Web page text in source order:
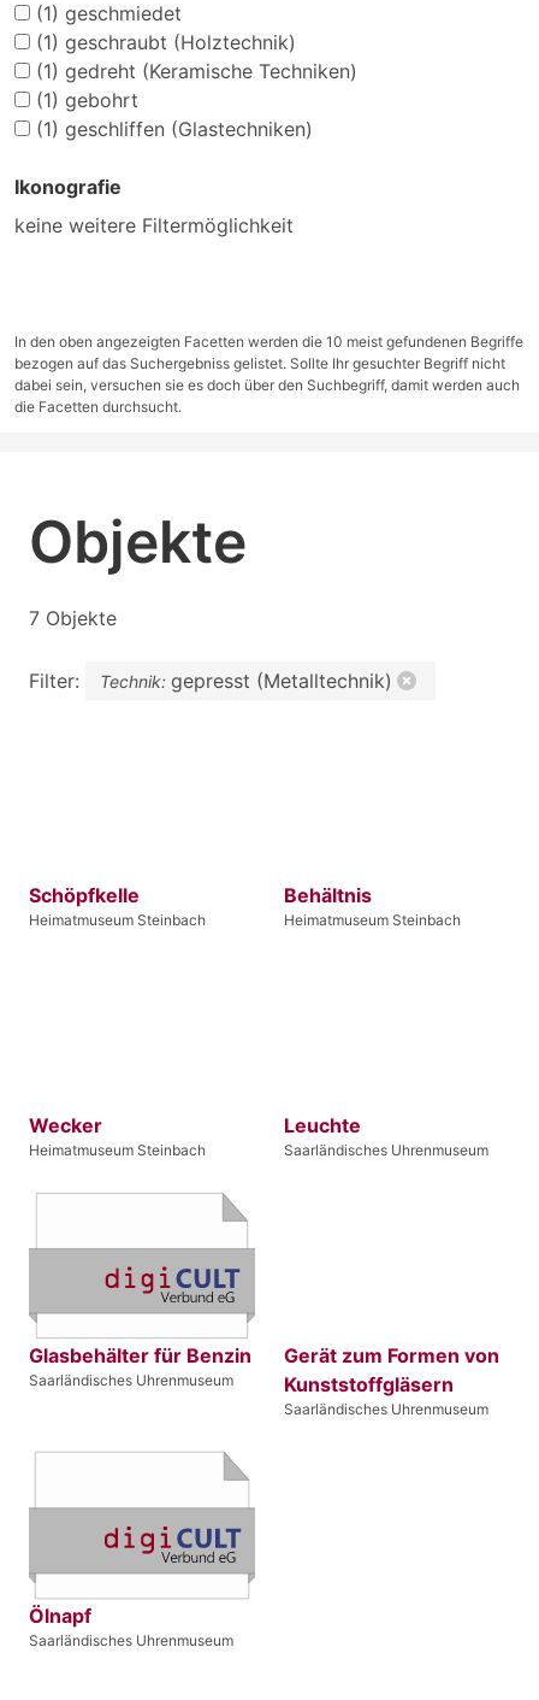
(1) geschmiedet
(1) geschraubt (Holztechnik)
(1) gedreht (Keramische Techniken)
(1) gebohrt
(1) geschliffen (Glastechniken)
Ikonografie
keine weitere Filtermöglichkeit
In den oben angezeigten Facetten werden die 10 meist gefundenen Begriffe
bezogen auf das Suchergebniss gelistet. Sollte Ihr gesuchter Begriff nicht
dabei sein, versuchen sie es doch über den Suchbegriff, damit werden auch
die Facetten durchsucht.
Objekte
7 Objekte
Filter: Technik: gepresst (Metalltechnik)
Schöpfkelle
Heimatmuseum Steinbach
Behältnis
Heimatmuseum Steinbach
Wecker
Heimatmuseum Steinbach
Leuchte
Saarländisches Uhrenmuseum
Glasbehälter für Benzin
Saarländisches Uhrenmuseum
Gerät zum Formen von
Kunststoffgläsern
Saarländisches Uhrenmuseum
Ölnapf
Saarländisches Uhrenmuseum